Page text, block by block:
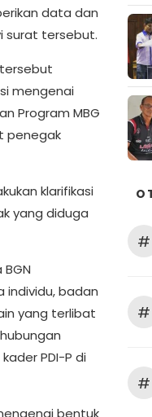
data dan
surat tersebut.
mengenai
Program MBG
penegak
klarifikasi
yang diduga
badan
yang terlibat
PDI-P di
bentuk
#
#
#